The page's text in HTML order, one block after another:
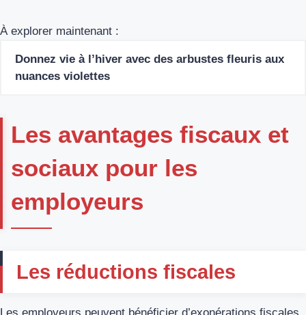
À explorer maintenant :
Donnez vie à l’hiver avec des arbustes fleuris aux
nuances violettes
Les avantages fiscaux et
sociaux pour les
employeurs
Les réductions fiscales